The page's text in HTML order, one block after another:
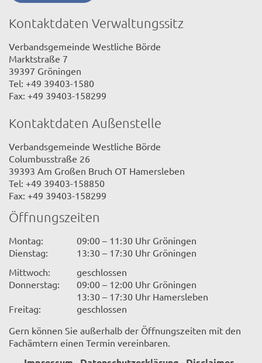
Kontaktdaten Verwaltungssitz
Verbandsgemeinde Westliche Börde
Marktstraße 7
39397 Gröningen
Tel: +49 39403-1580
Fax: +49 39403-158299
Kontaktdaten Außenstelle
Verbandsgemeinde Westliche Börde
Columbusstraße 26
39393 Am Großen Bruch OT Hamersleben
Tel: +49 39403-158850
Fax: +49 39403-158299
Öffnungszeiten
Montag:
09:00 – 11:30 Uhr Gröningen
Dienstag:
13:30 – 17:30 Uhr Gröningen
Mittwoch:
geschlossen
Donnerstag:
09:00 – 12:00 Uhr Gröningen
13:30 – 17:30 Uhr Hamersleben
Freitag:
geschlossen
Gern können Sie außerhalb der Öffnungszeiten mit den
Fachämtern einen Termin vereinbaren.